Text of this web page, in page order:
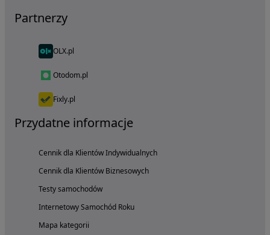
Partnerzy
OLX.pl
Otodom.pl
Fixly.pl
Przydatne informacje
Cennik dla Klientów Indywidualnych
Cennik dla Klientów Biznesowych
Testy samochodów
Internetowy Samochód Roku
Mapa kategorii